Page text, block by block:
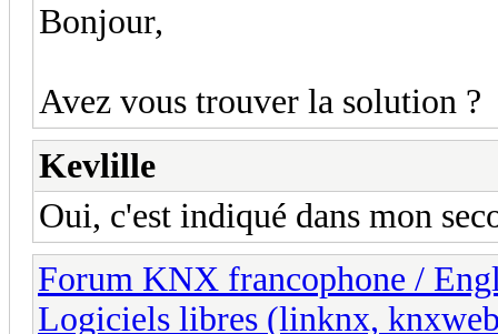
Bonjour,
Avez vous trouver la solution ?
Kevlille
Oui, c'est indiqué dans mon
Forum KNX francophone /
Logiciels libres (linknx,